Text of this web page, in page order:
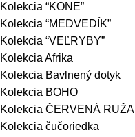
Kolekcia “KONE”
Kolekcia “MEDVEDÍK”
Kolekcia “VEĽRYBY”
Kolekcia Afrika
Kolekcia Bavlnený dotyk
Kolekcia BOHO
Kolekcia ČERVENÁ RUŽA
Kolekcia čučoriedka